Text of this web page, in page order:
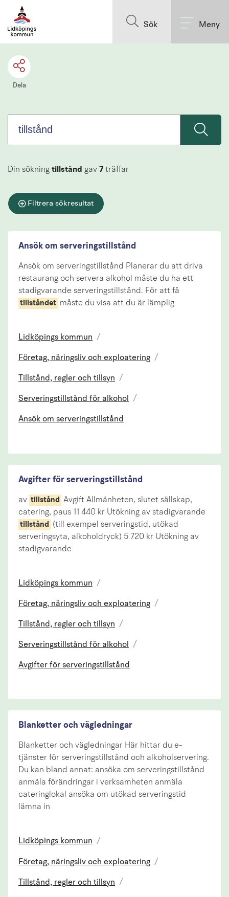
Sök Meny
Dela
Sökförslagen
presenteras
sökrutan
Din sökning tillstånd gav 7 träffar
Filtrera sökresultat
Ansök om serveringstillstånd
Ansök om serveringstillstånd Planerar du att driva
restaurang och servera alkohol måste du ha ett
stadigvarande serveringstillstånd. För att få
tillståndet måste du visa att du är lämplig
Lidköpings kommun /
Företag, näringsliv och exploatering /
Tillstånd, regler och tillsyn /
Serveringstillstånd för alkohol /
Ansök om serveringstillstånd
Avgifter för serveringstillstånd
av tillstånd
Avgift Allmänheten, slutet sällskap,
catering, paus 11 440 kr Utökning av stadigvarande
tillstånd
(till exempel serveringstid, utökad
serveringsyta, alkoholdryck) 5 720 kr Utökning av
stadigvarande
Lidköpings kommun /
Företag, näringsliv och exploatering /
Tillstånd, regler och tillsyn /
Serveringstillstånd för alkohol /
Avgifter för serveringstillstånd
Blanketter och vägledningar
Blanketter och vägledningar Här hittar du e-
tjänster för serveringstillstånd och alkoholservering.
Du kan bland annat: ansöka om serveringstillstånd
anmäla förändringar i verksamheten anmäla
cateringlokal ansöka om utökad serveringstid
lämna in
Lidköpings kommun /
Företag, näringsliv och exploatering /
Tillstånd, regler och tillsyn /